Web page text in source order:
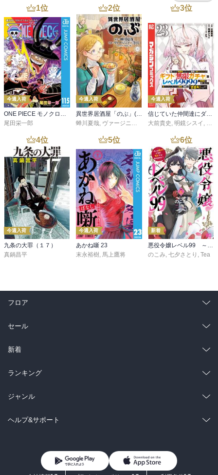
1位
今週入荷
尾田栄一郎
2位
今週入荷
蝉川夏哉 ヴァージニア二等兵 ,転
3位
今週入荷
大前貴史 明鏡シスイ
4位
今週入荷
九条の大罪（１７）
真鍋昌平
5位
今週入荷
あかね噺 23
末永裕樹, 馬上鷹将
6位
新着
悪役令嬢レベル99 ～私は裏ボスですが魔王ではありません～ その６
のこみ, 七夕さとり , Tea
フロア
総合
ラノベ
雑誌・グラビア
BL・TL
セール
総合
ラノベ
雑誌・グラビア
BL・TL
新着
総合
ラノベ
雑誌・グラビア
ランキング
総合
ラノベ
ジャンル
コミック
ライトノベル 男子向けラノベ
ヘルプ&サポート
よくあるご質問
お問い合わせ